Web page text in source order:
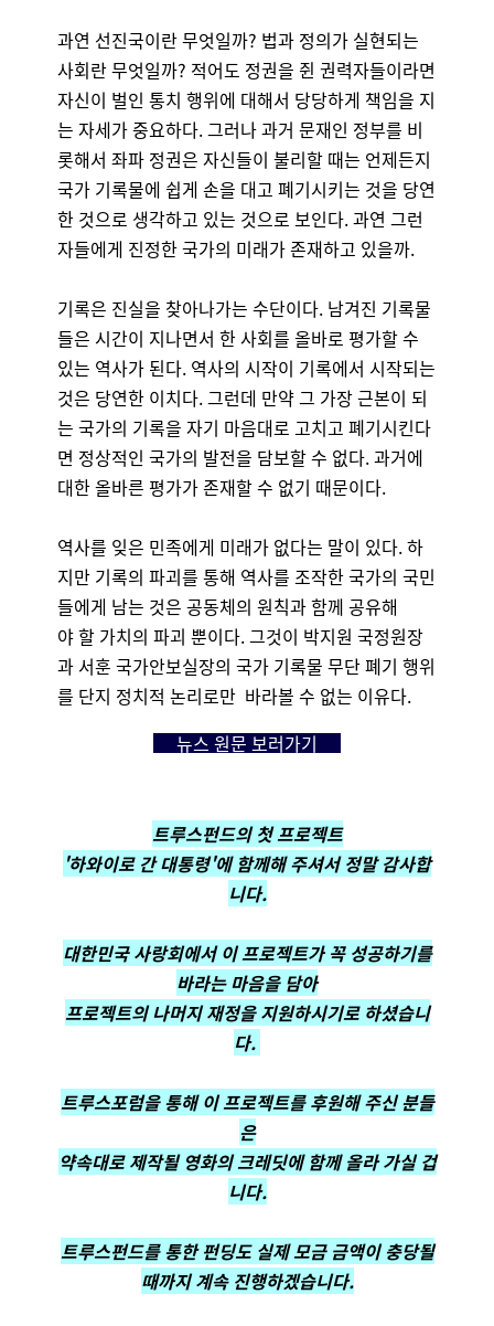
과연 선진국이란 무엇일까? 법과 정의가 실현되는
사회란 무엇일까? 적어도 정권을 쥔 권력자들이라면
자신이 벌인 통치 행위에 대해서 당당하게 책임을 지
는 자세가 중요하다. 그러나 과거 문재인 정부를 비
롯해서 좌파 정권은 자신들이 불리할 때는 언제든지
국가 기록물에 쉽게 손을 대고 폐기시키는 것을 당연
한 것으로 생각하고 있는 것으로 보인다. 과연 그런
자들에게 진정한 국가의 미래가 존재하고 있을까.
기록은 진실을 찾아나가는 수단이다. 남겨진 기록물
들은 시간이 지나면서 한 사회를 올바로 평가할 수
있는 역사가 된다. 역사의 시작이 기록에서 시작되는
것은 당연한 이치다. 그런데 만약 그 가장 근본이 되
는 국가의 기록을 자기 마음대로 고치고 폐기시킨다
면 정상적인 국가의 발전을 담보할 수 없다. 과거에
대한 올바른 평가가 존재할 수 없기 때문이다.
역사를 잊은 민족에게 미래가 없다는 말이 있다.하
지만 기록의 파괴를 통해 역사를 조작한국가의 국민
들에게 남는 것은 공동체의 원칙과함께 공유해
야할 가치의 파괴 뿐이다.그것이 박지원 국정원장
과 서훈 국가안보실장의 국가 기록물 무단폐기 행위
를 단지 정치적 논리로만 바라볼 수 없는 이유다.
뉴스 원문 보러가기
트루스펀드의 첫 프로젝트
'하와이로 간 대통령'에 함께해 주셔서 정말 감사합
니다.
대한민국 사랑회에서 이 프로젝트가 꼭 성공하기를
바라는 마음을 담아
프로젝트의 나머지 재정을 지원하시기로 하셨습니
다.
트루스포럼을 통해 이 프로젝트를 후원해 주신 분들
은
약속대로 제작될 영화의 크레딧에 함께 올라 가실 겁
니다.
트루스펀드를 통한 펀딩도 실제 모금 금액이 충당될
때까지 계속 진행하겠습니다.